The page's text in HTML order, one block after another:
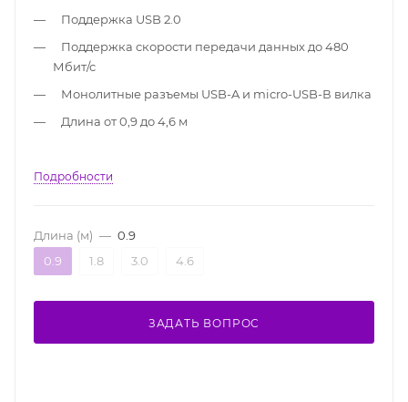
Поддержка USB 2.0
Поддержка скорости передачи данных до 480
Мбит/с
Монолитные разъемы USB-A и micro-USB-В вилка
Длина от 0,9 до 4,6 м
Подробности
Длина (м) — 0.9
0.9
1.8 3.0 4.6
ЗАДАТЬ ВОПРОС